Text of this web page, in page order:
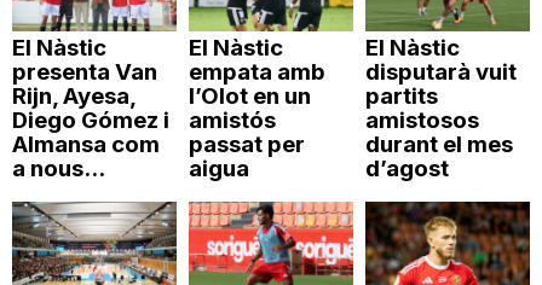
El Nàstic
presenta Van
Rijn, Ayesa,
Diego Gómez i
Almansa com
a nous...
El Nàstic
empata amb
l’Olot en un
amistós
passat per
aigua
El Nàstic
disputarà vuit
partits
amistosos
durant el mes
d’agost